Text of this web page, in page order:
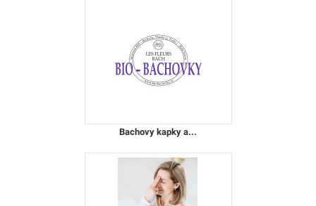
Bachovy kapky a...